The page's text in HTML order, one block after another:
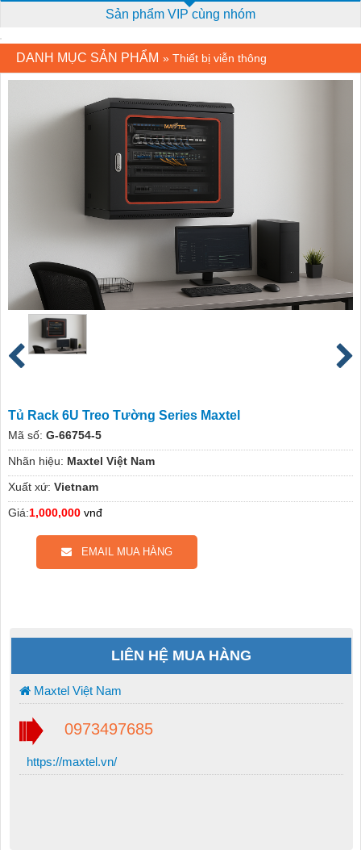
Sản phẩm VIP cùng nhóm
DANH MỤC SẢN PHẨM » Thiết bị viễn thông
Tủ Rack 6U Treo Tường Series Maxtel
Mã số: G-66754-5
Nhãn hiệu: Maxtel Việt Nam
Xuất xứ: Vietnam
Giá:1,000,000 vnđ
EMAIL MUA HÀNG
LIÊN HỆ MUA HÀNG
Maxtel Việt Nam
0973497685
https://maxtel.vn/